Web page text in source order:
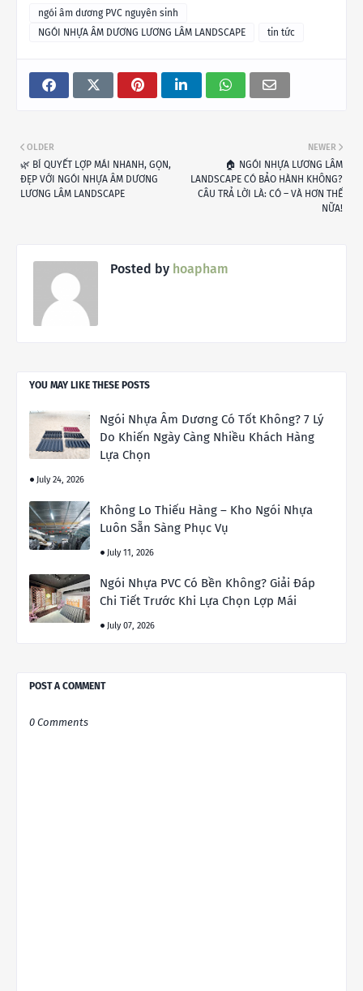
ngói âm dương PVC nguyên sinh
NGÓI NHỰA ÂM DƯƠNG LƯƠNG LÂM LANDSCAPE
tin tức
NEWER
🏠 NGÓI NHỰA LƯƠNG LÂM
LANDSCAPE CÓ BẢO HÀNH KHÔNG?
CÂU TRẢ LỜI LÀ: CÓ – VÀ HƠN THẾ
NỮA!
OLDER
🌿 BÍ QUYẾT LỢP MÁI NHANH, GỌN,
ĐẸP VỚI NGÓI NHỰA ÂM DƯƠNG
LƯƠNG LÂM LANDSCAPE
Posted by hoapham
YOU MAY LIKE THESE POSTS
Ngói Nhựa Âm Dương Có Tốt Không? 7 Lý
Do Khiến Ngày Càng Nhiều Khách Hàng
Lựa Chọn
July 24, 2026
Không Lo Thiếu Hàng – Kho Ngói Nhựa
Luôn Sẵn Sàng Phục Vụ
July 11, 2026
Ngói Nhựa PVC Có Bền Không? Giải Đáp
Chi Tiết Trước Khi Lựa Chọn Lợp Mái
July 07, 2026
POST A COMMENT
0 Comments